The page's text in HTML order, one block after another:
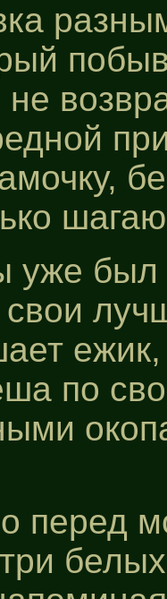
не
шагаю
уже был
по
перед